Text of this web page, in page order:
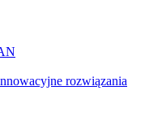
rozwiązania